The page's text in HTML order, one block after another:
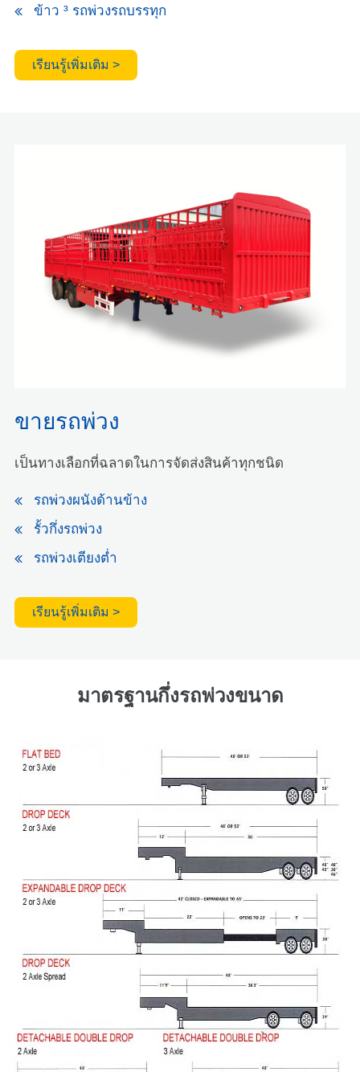
ข้าว ³ รถพ่วงรถบรรทุก
เรียนรู้เพิ่มเติม >
ขายรถพ่วง
เป็นทางเลือกที่ฉลาดในการจัดส่งสินค้าทุกชนิด
รถพ่วงผนังด้านข้าง
รั้วกึ่งรถพ่วง
รถพ่วงเตียงต่ำ
เรียนรู้เพิ่มเติม >
มาตรฐานกึ่งรถพ่วงขนาด